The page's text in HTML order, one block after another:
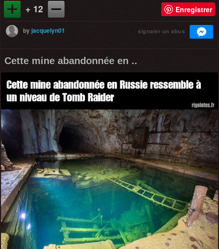
+ 12 Enregistrer
byjacquelyn01 signaler un abus
Cette mine abandonnée en ..